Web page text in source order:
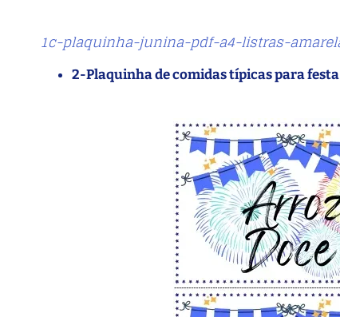
1c-plaquinha-junina-pdf-a4-listras-
2-Plaquinha de comidas típicas para